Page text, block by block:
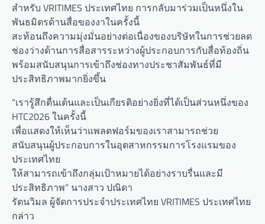
สำหรับ VRITIMES ประเทศไทย การกลับมาร่วมเป็นหนึ่งใน
พันธมิตรด้านสื่อของงาในครั้งนี้
สะท้อนถึงความมุ่งมั่นอย่างต่อเนื่องของบริษัทในการช่วยลด
ช่องว่างด้านการสื่อสารระหว่างผู้ประกอบการกับสื่อท้องถิ่น
พร้อมสนับสนุนการเข้าถึงช่องทางประชาสัมพันธ์ที่มี
ประสิทธิภาพมากยิ่งขึ้น
“เรารู้สึกตื่นเต้นและเป็นเกียรติอย่างยิ่งที่ได้เป็นส่วนหนึ่งของ
HTC2026 ในครั้งนี้
เพื่อแสดงให้เห็นว่าแพลตฟอร์มของเราสามารถช่วย
สนับสนุนผู้ประกอบการในอุตสาหกรรมการโรงแรมของ
ประเทศไทย
ให้สามารถเข้าถึงกลุ่มเป้าหมายได้อย่างราบรื่นและมี
ประสิทธิภาพ” นางสาว ปณิดา
รัตนวิมล ผู้จัดการประจำประเทศไทย VRITIMES ประเทศไทย
กล่าว